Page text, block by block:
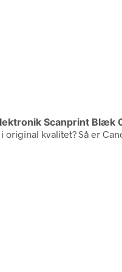
Scanprint Blæk
kvalitet? Så er